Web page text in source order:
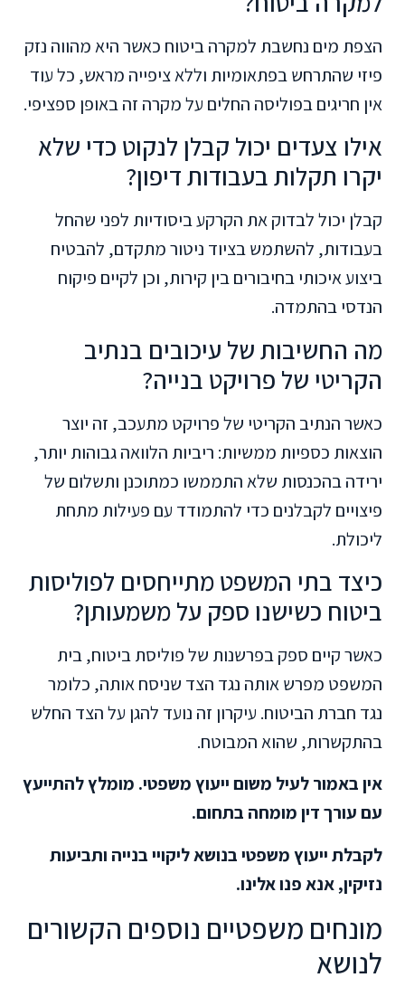
הצפת מים נחשבת למקרה ביטוח כאשר היא מהווה נזק
פיזי שהתרחש בפתאומיות וללא ציפייה מראש, כל עוד
אין חריגים בפוליסה החלים על מקרה זה באופן ספציפי.
אילו צעדים יכול קבלן לנקוט כדי שלא
יקרו תקלות בעבודות דיפון?
קבלן יכול לבדוק את הקרקע ביסודיות לפני שהחל
בעבודות, להשתמש בציוד ניטור מתקדם, להבטיח
ביצוע איכותי בחיבורים בין קירות, וכן לקיים פיקוח
הנדסי בהתמדה.
מה החשיבות של עיכובים בנתיב
הקריטי של פרויקט בנייה?
כאשר הנתיב הקריטי של פרויקט מתעכב, זה יוצר
הוצאות כספיות ממשיות: ריביות הלוואה גבוהות יותר,
ירידה בהכנסות שלא התממשו כמתוכנן ותשלום של
פיצויים לקבלנים כדי להתמודד עם פעילות מתחת
ליכולת.
כיצד בתי המשפט מתייחסים לפוליסות
ביטוח כשישנו ספק על משמעותן?
כאשר קיים ספק בפרשנות של פוליסת ביטוח, בית
המשפט מפרש אותה נגד הצד שניסח אותה, כלומר
נגד חברת הביטוח. עיקרון זה נועד להגן על הצד החלש
בהתקשרות, שהוא המבוטח.
אין באמור לעיל משום ייעוץ משפטי. מומלץ להתייעץ
עם עורך דין מומחה בתחום.
לקבלת ייעוץ משפטי בנושא ליקויי בנייה ותביעות
נזיקין, אנא פנו אלינו.
מונחים משפטיים נוספים הקשורים
לנושא